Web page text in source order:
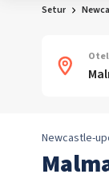
Setur
Otel
Newcastle-